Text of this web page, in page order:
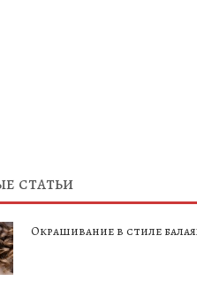
статьи
Окрашивание в стиле